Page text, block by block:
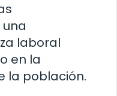
laboral
en la
la población.